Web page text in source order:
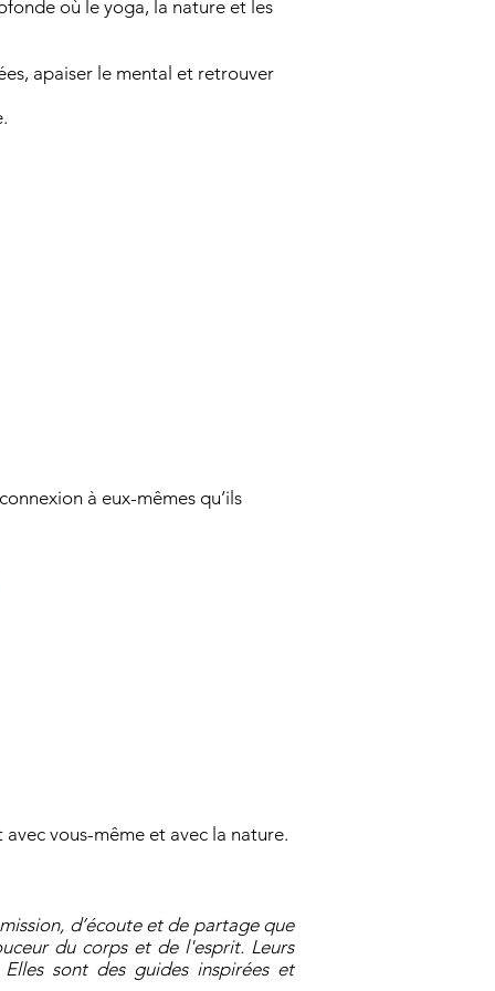
où le yoga, la nature et les
apaiser le mental et retrouver
à eux-mêmes qu’ils
vous-même et avec la nature.
d’écoute et de partage que
du corps et de l'esprit. Leurs
sont des guides inspirées et